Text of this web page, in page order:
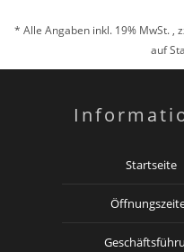
* Alle Angaben inkl. 19% MwSt. ,
auf
Startseite